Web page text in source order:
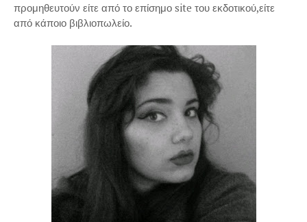
προμηθευτούν είτε από το επίσημο site του εκδοτικού,είτε
από κάποιο βιβλιοπωλείο.